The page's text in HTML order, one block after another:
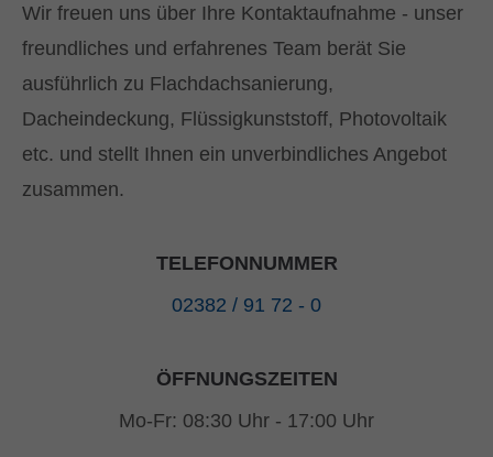
Wir freuen uns über Ihre Kontaktaufnahme - unser
freundliches und erfahrenes Team berät Sie
ausführlich zu Flachdachsanierung,
Dacheindeckung, Flüssigkunststoff, Photovoltaik
etc. und stellt Ihnen ein unverbindliches Angebot
zusammen.
TELEFONNUMMER
02382 / 91 72 - 0
ÖFFNUNGSZEITEN
Mo-Fr: 08:30 Uhr - 17:00 Uhr